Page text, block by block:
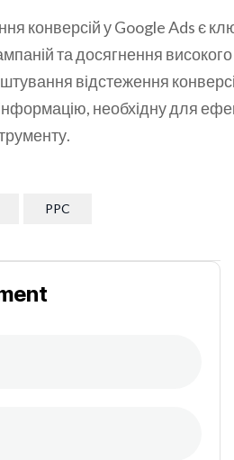
конверсій у Google Ads є
та досягнення
відстеження
необхідну для
PPC